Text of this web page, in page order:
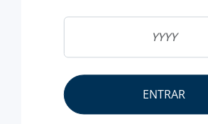
ENTRAR